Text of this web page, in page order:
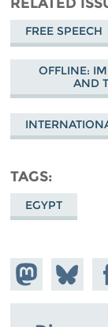
FREE SPEECH
OFFLINE:
AND
TAGS
EGYPT
Share on
Mastodon
Share
on
Bluesky